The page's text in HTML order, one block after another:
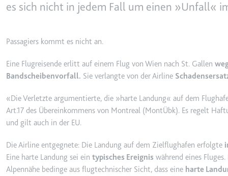
Wird
senden.
Ablauf:
2 Jahre
Typ:
HTTP-
Anbieter:
smartlaw.de
Zweck:
Wird
behalten.
es sich nicht in jedem Fall um einen »Unfall«
Passagiers kommt es nicht an.
Eine Flugreisende erlitt auf einem Flug von Wien nach St. Gallen
Bandscheibenvorfall. Sie verlangte von der Airline
«Die Verletzte argumentierte, die »harte Landung« auf dem
Art.17 des Übereinkommens von Montreal (MontÜbk). Es regelt
und gilt auch in der EU.
Die Airline entgegnete: Die Landung auf dem Zielflughafen erfolgte
Eine harte Landung sei ein typisches Ereignis während eines Fluges.
Alpennähe bedinge aus flugtechnischer Sicht, dass eine harte